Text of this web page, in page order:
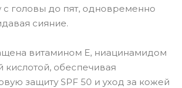
головы до пят, одновременно
сияние.
витамином E, ниацинамидом
кислотой, обеспечивая
защиту SPF 50 и уход за кожей